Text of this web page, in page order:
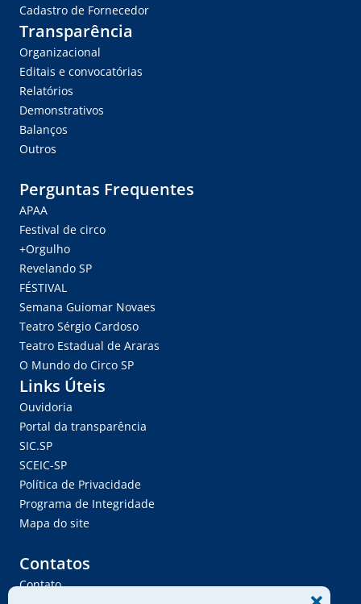
Cadastro de Fornecedor
Transparência
Organizacional
Editais e convocatórias
Relatórios
Demonstrativos
Balanços
Outros
Perguntas Frequentes
APAA
Festival de circo
+Orgulho
Revelando SP
FÉSTIVAL
Semana Guiomar Novaes
Teatro Sérgio Cardoso
Teatro Estadual de Araras
O Mundo do Circo SP
Links Úteis
Ouvidoria
Portal da transparência
SIC.SP
SCEIC-SP
Política de Privacidade
Programa de Integridade
Mapa do site
Contatos
Contato